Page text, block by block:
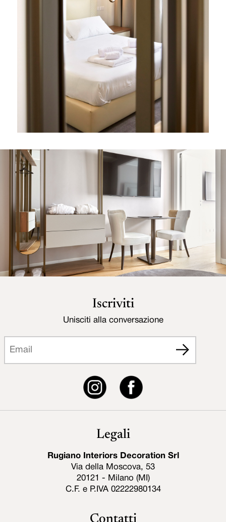
Legali
Rugiano Interiors Decoration Srl
Via della Moscova, 53
20121 - Milano (MI)
C.F. e P.IVA 02222980134
Contatti
Iscriviti
Unisciti alla conversazione